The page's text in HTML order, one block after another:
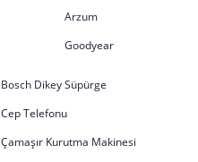
Arzum
Goodyear
Bosch Dikey Süpürge
Cep Telefonu
Çamaşır Kurutma Makinesi